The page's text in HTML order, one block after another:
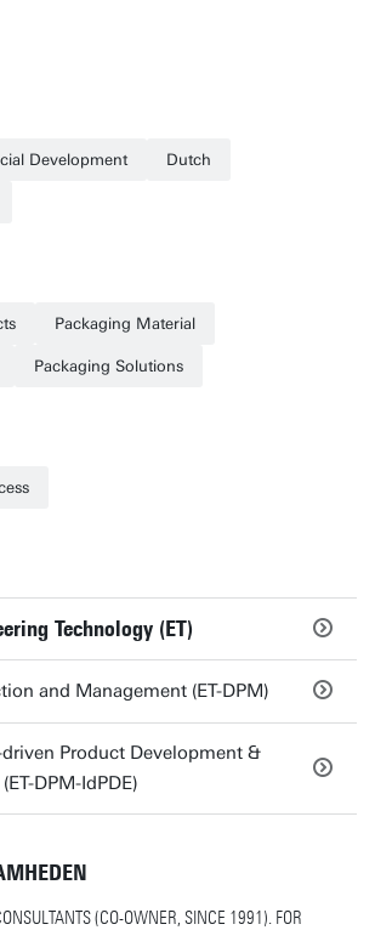
Development Dutch
Packaging Material
Packaging Solutions
Technology (ET)
and Management (ET-DPM)
Product Development &
DPM-IdPDE)
(CO-OWNER, SINCE 1991). FOR